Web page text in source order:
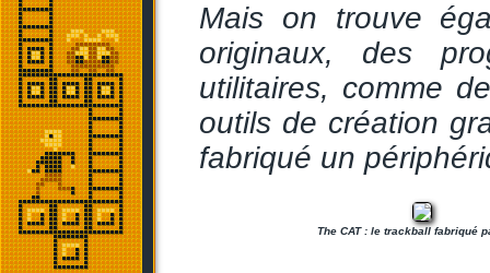
Mais on trouve
originaux, des
utilitaires, comme
outils de création
fabriqué un
The CAT : le trackball fabriqué